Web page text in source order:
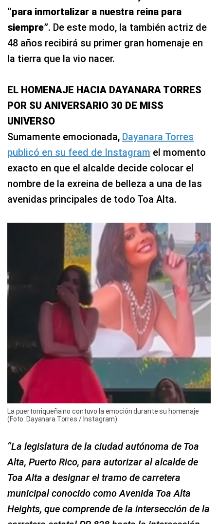
“para inmortalizar a nuestra reina para
siempre”. De este modo, la también actriz de
48 años recibirá su primer gran homenaje en
la tierra que la vio nacer.
EL HOMENAJE HACIA DAYANARA TORRES
POR SU ANIVERSARIO 30 DE MISS
UNIVERSO
Sumamente emocionada, Dayanara Torres
publicó en su feed de Instagram el momento
exacto en que el alcalde decide colocar el
nombre de la exreina de belleza a una de las
avenidas principales de todo Toa Alta.
La puertorriqueña no contuvo la emoción durante su homenaje
(Foto: Dayanara Torres / Instagram)
“La legislatura de la ciudad autónoma de Toa
Alta, Puerto Rico, para autorizar al alcalde de
Toa Alta a designar el tramo de carretera
municipal conocido como Avenida Toa Alta
Heights, que comprende de la intersección de la